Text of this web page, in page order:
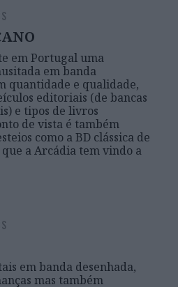
em Portugal uma
em banda
quantidade e qualidade,
editoriais (de bancas
e tipos de livros
de vista é também
como a BD clássica de
a Arcádia tem vindo a
em banda desenhada,
mas também